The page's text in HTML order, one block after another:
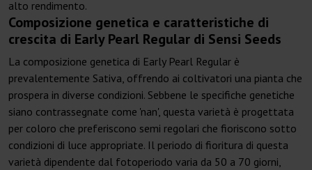
alto rendimento.
Composizione genetica e caratteristiche di
crescita di Early Pearl Regular di Sensi Seeds
La composizione genetica di Early Pearl Regular è
prevalentemente Sativa, offrendo ai coltivatori una pianta che
prospera in diverse condizioni. Sebbene le specifiche genetiche
siano contrassegnate come 'nan', questa varietà è progettata
per coloro che preferiscono semi regolari che fioriscono sotto
condizioni di luce appropriate. Il periodo di fioritura di questa
varietà dipendente dal fotoperiodo varia da 50 a 70 giorni,